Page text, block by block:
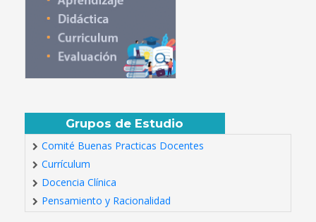
Grupos de Estudio
Comité Buenas Practicas Docentes
Currículum
Docencia Clínica
Pensamiento y Racionalidad